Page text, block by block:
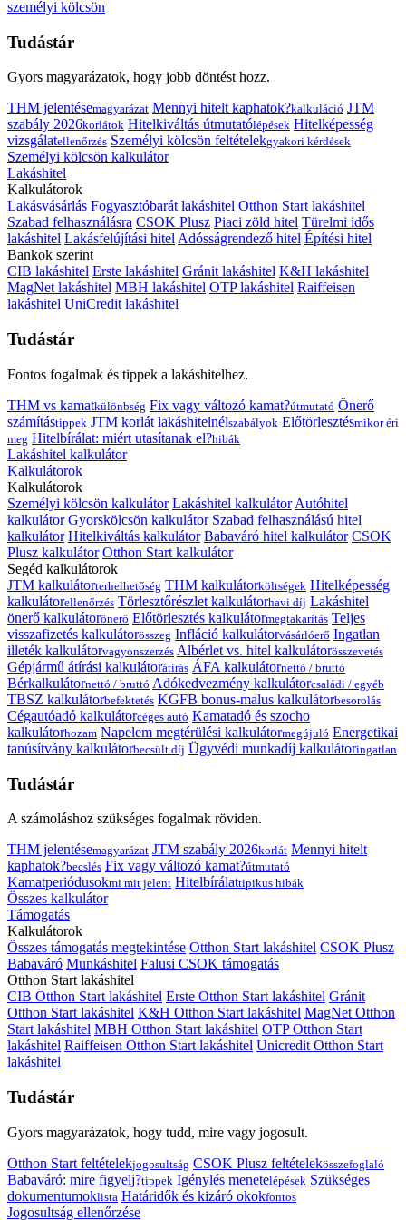
személyi kölcsön
Tudástár
Gyors magyarázatok, hogy jobb döntést hozz.
THM jelentésemagyarázat Mennyi hitelt kaphatok?kalkuláció JTM
szabály 2026korlátok Hitelkiváltás útmutatólépések Hitelképesség
vizsgálatellenőrzés Személyi kölcsön feltételekgyakori kérdések
Személyi kölcsön kalkulátor
Lakáshitel
Kalkulátorok
Lakásvásárlás Fogyasztóbarát lakáshitel Otthon Start lakáshitel
Szabad felhasználásra CSOK Plusz Piaci zöld hitel Türelmi idős
lakáshitel Lakásfelújítási hitelAdósságrendező hitel Építési hitel
Bankok szerint
CIB lakáshitel Erste lakáshitel Gránit lakáshitel K&H lakáshitel
MagNet lakáshitel MBH lakáshitel OTP lakáshitel Raiffeisen
lakáshitel UniCredit lakáshitel
Tudástár
Fontos fogalmak és tippek a lakáshitelhez.
THM vs kamatkülönbség Fix vagy változó kamat?útmutató Önerő
számítástippek JTM korlát lakáshitelnélszabályok Előtörlesztésmikor éri
meg Hitelbírálat: miért utasítanak el?hibák
Lakáshitel kalkulátor
Kalkulátorok
Kalkulátorok
Személyi kölcsön kalkulátor Lakáshitel kalkulátor Autóhitel
kalkulátor Gyorskölcsön kalkulátor Szabad felhasználású hitel
kalkulátor Hitelkiváltás kalkulátor Babaváró hitel kalkulátor CSOK
Plusz kalkulátor Otthon Start kalkulátor
Segéd kalkulátorok
JTM kalkulátorterhelhetőség THM kalkulátorköltségek Hitelképesség
kalkulátorellenőrzés Törlesztőrészlet kalkulátorhavi díj Lakáshitel
önerő kalkulátorönerő Előtörlesztés kalkulátormegtakarítás Teljes
visszafizetés kalkulátorösszeg Infláció kalkulátorvásárlóerő Ingatlan
illeték kalkulátorvagyonszerzés Albérlet vs. hitel kalkulátorösszevetés
Gépjármű átírási kalkulátorátírás ÁFA kalkulátornettó / bruttó
Bérkalkulátornettó / bruttó Adókedvezmény kalkulátorcsaládi / egyéb
TBSZ kalkulátorbefektetés KGFB bonus-malus kalkulátorbesorolás
Cégautóadó kalkulátorcéges autó Kamatadó és szocho
kalkulátorhozam Napelem megtérülési kalkulátormegújuló Energetikai
tanúsítvány kalkulátorbecsült díj Ügyvédi munkadíj kalkulátoringatlan
Tudástár
A számoláshoz szükséges fogalmak röviden.
THM jelentésemagyarázat JTM szabály 2026korlát Mennyi hitelt
kaphatok?becslés Fix vagy változó kamat?útmutató
Kamatperiódusokmi mit jelent Hitelbírálattipikus hibák
Összes kalkulátor
Támogatás
Kalkulátorok
Összes támogatás megtekintése Otthon Start lakáshitel CSOK Plusz
Babaváró Munkáshitel Falusi CSOK támogatás
Otthon Start lakáshitel
CIB Otthon Start lakáshitel Erste Otthon Start lakáshitel Gránit
Otthon Start lakáshitel K&H Otthon Start lakáshitel MagNet Otthon
Start lakáshitel MBH Otthon Start lakáshitel OTP Otthon Start
lakáshitel Raiffeisen Otthon Start lakáshitel Unicredit Otthon Start
lakáshitel
Tudástár
Gyors magyarázatok, hogy tudd, mire vagy jogosult.
Otthon Start feltételekjogosultság CSOK Plusz feltételekösszefoglaló
Babaváró: mire figyelj?tippek Igénylés menetelépések Szükséges
dokumentumoklista Határidők és kizáró okokfontos
Jogosultság ellenőrzése